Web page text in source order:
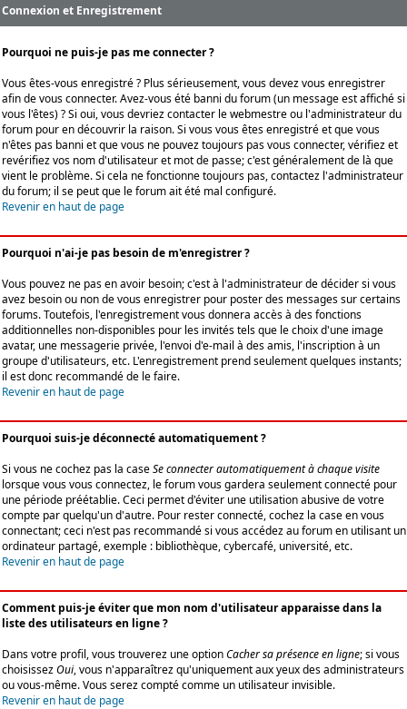
Connexion et Enregistrement
Pourquoi ne puis-je pas me connecter ?
Vous êtes-vous enregistré ? Plus sérieusement, vous devez vous enregistrer
afin de vous connecter. Avez-vous été banni du forum (un message est affiché si
vous l'êtes) ? Si oui, vous devriez contacter le webmestre ou l'administrateur du
forum pour en découvrir la raison. Si vous vous êtes enregistré et que vous
n'êtes pas banni et que vous ne pouvez toujours pas vous connecter, vérifiez et
revérifiez vos nom d'utilisateur et mot de passe; c'est généralement de là que
vient le problème. Si cela ne fonctionne toujours pas, contactez l'administrateur
du forum; il se peut que le forum ait été mal configuré.
Revenir en haut de page
Pourquoi n'ai-je pas besoin de m'enregistrer ?
Vous pouvez ne pas en avoir besoin; c'est à l'administrateur de décider si vous
avez besoin ou non de vous enregistrer pour poster des messages sur certains
forums. Toutefois, l'enregistrement vous donnera accès à des fonctions
additionnelles non-disponibles pour les invités tels que le choix d'une image
avatar, une messagerie privée, l'envoi d'e-mail à des amis, l'inscription à un
groupe d'utilisateurs, etc. L'enregistrement prend seulement quelques instants;
il est donc recommandé de le faire.
Revenir en haut de page
Pourquoi suis-je déconnecté automatiquement ?
Si vous ne cochez pas la caseSe connecter automatiquement à chaque visite
lorsque vous vous connectez, le forum vous gardera seulement connecté pour
une période préétablie. Ceci permet d'éviter une utilisation abusive de votre
compte par quelqu'un d'autre. Pour rester connecté, cochez la case en vous
connectant; ceci n'est pas recommandé si vous accédez au forum en utilisant un
ordinateur partagé, exemple : bibliothèque, cybercafé, université, etc.
Revenir en haut de page
Comment puis-je éviter que mon nom d'utilisateur apparaisse dans la
liste des utilisateurs en ligne ?
Dans votre profil, vous trouverez une optionCacher sa présence en ligne; si vous
choisissezOui, vous n'apparaîtrez qu'uniquement aux yeux des administrateurs
ou vous-même. Vous serez compté comme un utilisateur invisible.
Revenir en haut de page